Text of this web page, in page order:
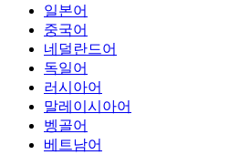
일본어
중국어
네덜란드어
독일어
러시아어
말레이시아어
벵골어
베트남어